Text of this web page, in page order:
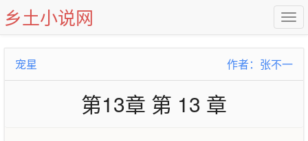
乡土小说网
宠星 作者：张不一
第13章 第 13 章